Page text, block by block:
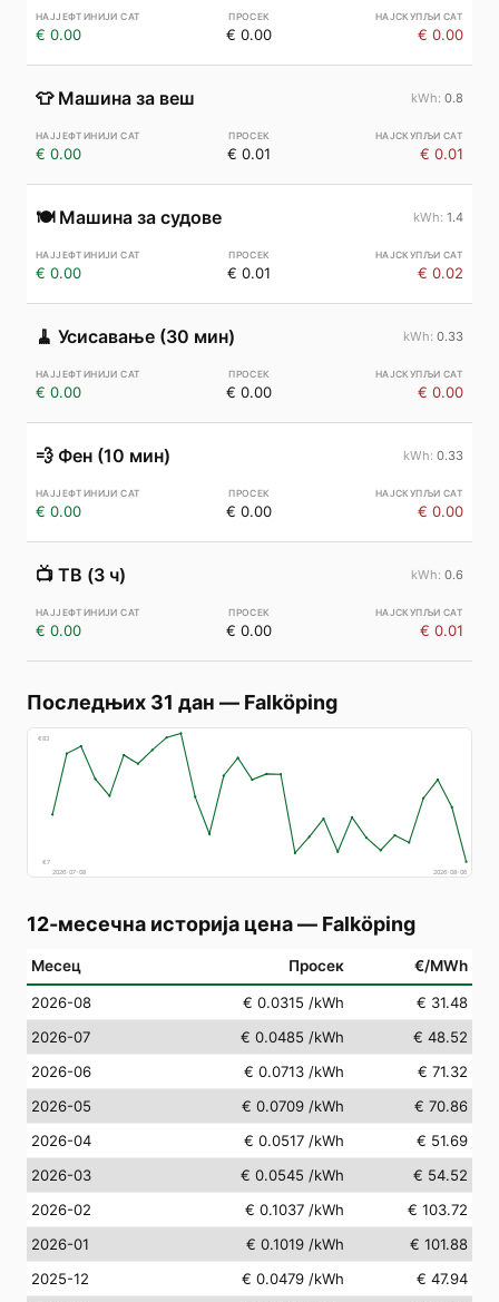
€ 0.00 € 0.00 € 0.00
👕 Машина за веш 0.8
€ 0.00 € 0.01 € 0.01
🍽️ Машина за судове 1.4
€ 0.00 € 0.01 € 0.02
🧹 Усисавање (30 мин) 0.33
€ 0.00 € 0.00 € 0.00
💨 Фен (10 мин) 0.33
€ 0.00 € 0.00 € 0.00
📺 ТВ (3 ч) 0.6
€ 0.00 € 0.00 € 0.01
Последњих 31 дан — Falköping
€83
€7
2026-07-08
2026-08-06
12-месечна историја цена— Falköping
Месец Просек €/MWh
2026-08 € 0.0315 /kWh
€ 31.48
2026-07
€ 0.0485 /kWh
€ 48.52
2026-06
€ 0.0713 /kWh
€ 71.32
2026-05
€ 0.0709 /kWh
€ 70.86
2026-04
€ 0.0517 /kWh
€ 51.69
2026-03
€ 0.0545 /kWh
€ 54.52
2026-02
€ 0.1037 /kWh
€ 103.72
2026-01
€ 0.1019 /kWh
€ 101.88
2025-12
€ 0.0479 /kWh
€ 47.94